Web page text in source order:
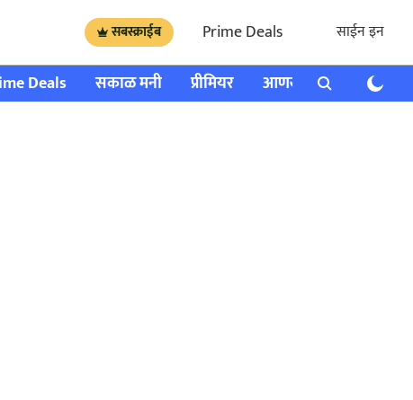
सबस्क्राईब Prime Deals साईन इन
Deals सकाळ मनी प्रीमियर आणखी राशी भविष्य